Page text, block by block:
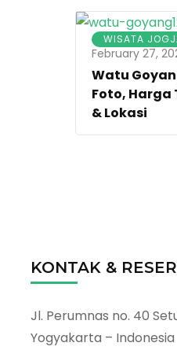
WISATA
February 27,
Watu
Foto, Harga
& Lokasi
KONTAK &
Jl. Perumnas no. 40
Yogyakarta – Indonesia